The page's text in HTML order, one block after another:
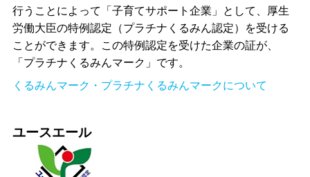
行うことによって「子育てサポート企業」として、厚生
労働大臣の特例認定（プラチナくるみん認定）を受ける
ことができます。この特例認定を受けた企業の証が、
「プラチナくるみんマーク」です。
くるみんマーク・プラチナくるみんマークについて
ユースエール